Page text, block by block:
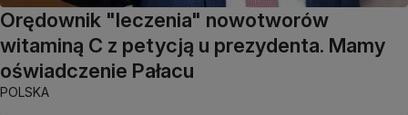
Orędownik "leczenia" nowotworów
witaminą C z petycją u prezydenta. Mamy
oświadczenie Pałacu
POLSKA